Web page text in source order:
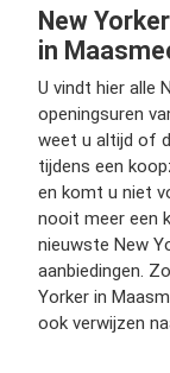
New
in
U vindt hier alle
openingsuren
weet u altijd of
tijdens een
en komt u niet
nooit meer een
nieuwste New
aanbiedingen.
Yorker in
ook verwijzen